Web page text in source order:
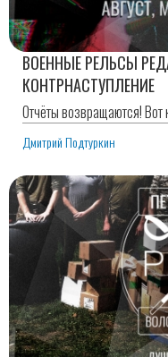
ВОЕННЫЕ РЕЛЬСЫ
КОНТРНАСТУПЛЕНИЕ
Отчёты возвращаются! Вот
Дмитрий Подтуркин